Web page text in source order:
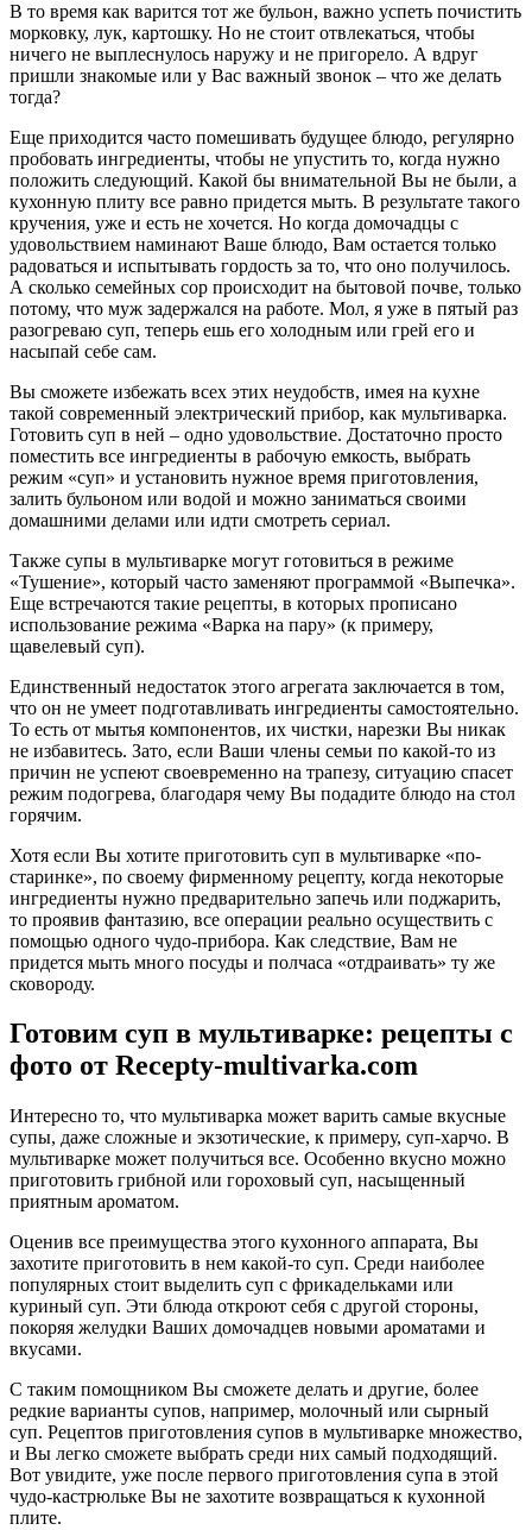
В то время как варится тот же бульон, важно успеть почистить
морковку, лук, картошку. Но не стоит отвлекаться, чтобы
ничего не выплеснулось наружу и не пригорело. А вдруг
пришли знакомые или у Вас важный звонок – что же делать
тогда?
Еще приходится часто помешивать будущее блюдо, регулярно
пробовать ингредиенты, чтобы не упустить то, когда нужно
положить следующий. Какой бы внимательной Вы не были, а
кухонную плиту все равно придется мыть. В результате такого
кручения, уже и есть не хочется. Но когда домочадцы с
удовольствием наминают Ваше блюдо, Вам остается только
радоваться и испытывать гордость за то, что оно получилось.
А сколько семейных сор происходит на бытовой почве, только
потому, что муж задержался на работе. Мол, я уже в пятый раз
разогреваю суп, теперь ешь его холодным или грей его и
насыпай себе сам.
Вы сможете избежать всех этих неудобств, имея на кухне
такой современный электрический прибор, как мультиварка.
Готовить суп в ней – одно удовольствие. Достаточно просто
поместить все ингредиенты в рабочую емкость, выбрать
режим «суп» и установить нужное время приготовления,
залить бульоном или водой и можно заниматься своими
домашними делами или идти смотреть сериал.
Также супы в мультиварке могут готовиться в режиме
«Тушение», который часто заменяют программой «Выпечка».
Еще встречаются такие рецепты, в которых прописано
использование режима «Варка на пару» (к примеру,
щавелевый суп).
Единственный недостаток этого агрегата заключается в том,
что он не умеет подготавливать ингредиенты самостоятельно.
То есть от мытья компонентов, их чистки, нарезки Вы никак
не избавитесь. Зато, если Ваши члены семьи по какой-то из
причин не успеют своевременно на трапезу, ситуацию спасет
режим подогрева, благодаря чему Вы подадите блюдо на стол
горячим.
Хотя если Вы хотите приготовить суп в мультиварке «по-
старинке», по своему фирменному рецепту, когда некоторые
ингредиенты нужно предварительно запечь или поджарить,
то проявив фантазию, все операции реально осуществить с
помощью одного чудо-прибора. Как следствие, Вам не
придется мыть много посуды и полчаса «отдраивать» ту же
сковороду.
Готовим суп в мультиварке: рецепты с
фото от Recepty-multivarka.com
Интересно то, что мультиварка может варить самые вкусные
супы, даже сложные и экзотические, к примеру, суп-харчо. В
мультиварке может получиться все. Особенно вкусно можно
приготовить грибной или гороховый суп, насыщенный
приятным ароматом.
Оценив все преимущества этого кухонного аппарата, Вы
захотите приготовить в нем какой-то суп. Среди наиболее
популярных стоит выделить суп с фрикадельками или
куриный суп. Эти блюда откроют себя с другой стороны,
покоряя желудки Ваших домочадцев новыми ароматами и
вкусами.
С таким помощником Вы сможете делать и другие, более
редкие варианты супов, например, молочный или сырный
суп. Рецептов приготовления супов в мультиварке множество,
и Вы легко сможете выбрать среди них самый подходящий.
Вот увидите, уже после первого приготовления супа в этой
чудо-кастрюльке Вы не захотите возвращаться к кухонной
плите.